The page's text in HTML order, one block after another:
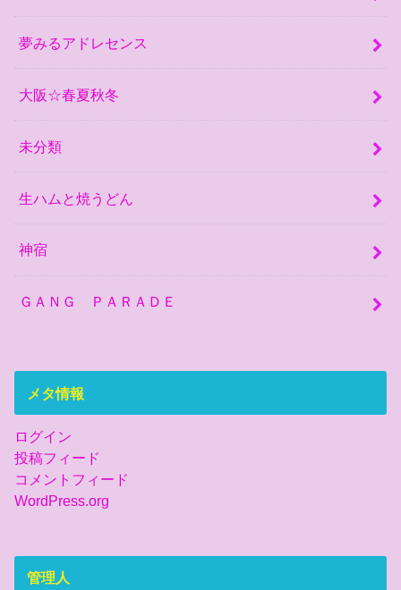
夢みるアドレセンス
大阪☆春夏秋冬
未分類
生ハムと焼うどん
神宿
ＧＡＮＧ ＰＡＲＡＤＥ
メタ情報
ログイン
投稿フィード
コメントフィード
WordPress.org
管理人